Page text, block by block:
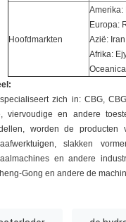
Hoofdmarkten
Amerika:
Europa:
Azië:
Afrika:
zich in: CBG,
viervoudige en andere
worden de
slakken
en andere
Gong en andere de